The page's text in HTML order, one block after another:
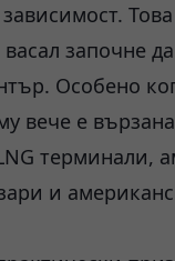
васал започне
Особено
вече е
терминали,
и